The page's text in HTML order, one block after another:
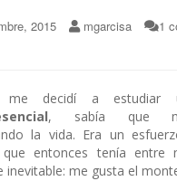
2015 mgarcisa 1
me decidí a estudiar
, sabía que
la vida. Era un
entonces tenía entre
inevitable: me gusta el